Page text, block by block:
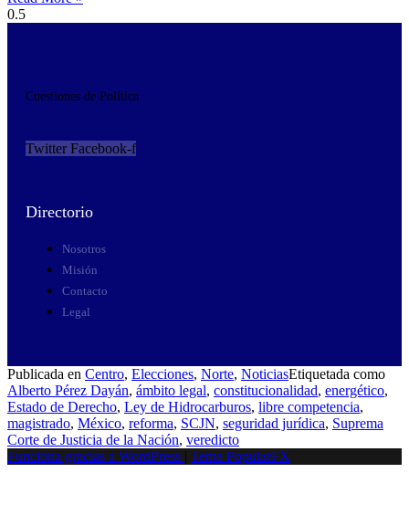
Cuestiones de Política
Twitter Facebook-f
Directorio
Nosotros
Misión
Contacto
Legal
Publicada en Centro, Elecciones, Norte, NoticiasEtiquetada como
Alberto Pérez Dayán, ámbito legal, constitucionalidad, energético,
Estado de Derecho, Ley de Hidrocarburos, libre competencia,
magistrado, México, reforma, SCJN, seguridad jurídica, Suprema
Corte de Justicia de la Nación, veredicto
Funciona gracias a WordPress
Tema PopularFX